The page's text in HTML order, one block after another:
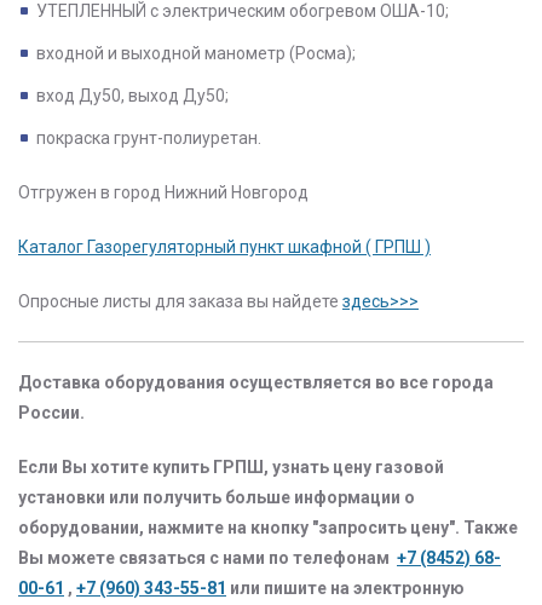
УТЕПЛЕННЫЙ с электрическим обогревом ОША-10;
входной и выходной манометр (Росма);
вход Ду50, выход Ду50;
покраска грунт-полиуретан.
Отгружен в город Нижний Новгород
Каталог Газорегуляторный пункт шкафной ( ГРПШ )
Опросные листы для заказа вы найдете здесь>>>
Доставка оборудования осуществляется во все города
России.
Если Вы хотите купить ГРПШ, узнать цену газовой
установки или получить больше информации о
оборудовании, нажмите на кнопку "запросить цену". Также
Вы можете связаться с нами по телефонам +7 (8452) 68-
00-61 , +7 (960) 343-55-81 или пишите на электронную